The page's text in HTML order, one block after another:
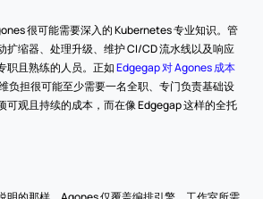
很可能需要深入的 Kubernetes 专业知识。管
扩缩器、处理升级、维护 CI/CD 流水线以及响应
职且熟练的人员。正如 Edgegap 对 Agones 成本
负担很可能至少需要一名全职、专门负责基础设
可观且持续的成本，而在像 Edgegap 这样的全托